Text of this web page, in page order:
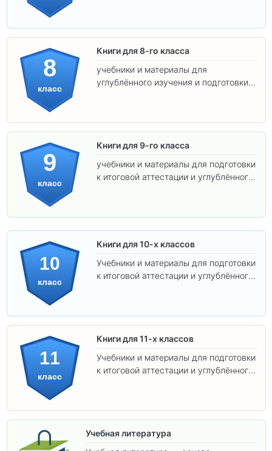
8
класс
Книги для 8-го класса
учебники и материалы для
углублённого изучения и подготовки к
9
класс
Книги для 9-го класса
учебники и материалы для подготовки
к итоговой аттестации и углублённого
10
класс
Книги для 10-х классов
Учебники и материалы для подготовки
к итоговой аттестации и углублённого
11
класс
Книги для 11-х классов
Учебники и материалы для подготовки
к итоговой аттестации и углублённого
Учебная литература